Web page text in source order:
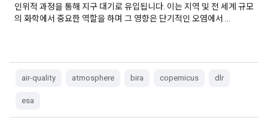
인위적 과정을 통해 지구 대기로 유입됩니다. 이는 지역 및 전 세계 규모
의 화학에서 중요한 역할을 하며 그 영향은 단기적인 오염에서 …
air-quality atmosphere bira copernicus dlr
esa